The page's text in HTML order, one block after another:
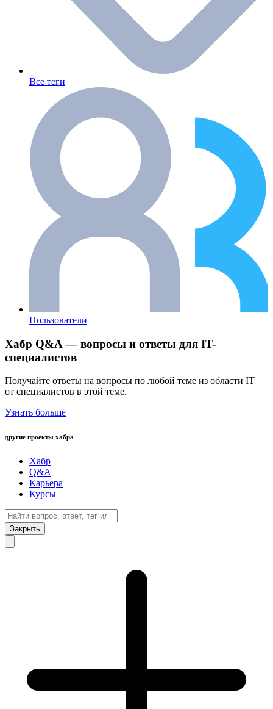
Все теги
Пользователи
Хабр Q&A — вопросы и ответы для IT-
специалистов
Получайте ответы на вопросы по любой теме из области IT
от специалистов в этой теме.
Узнать больше
другие проекты хабра
Хабр
Q&A
Карьера
Курсы
Закрыть